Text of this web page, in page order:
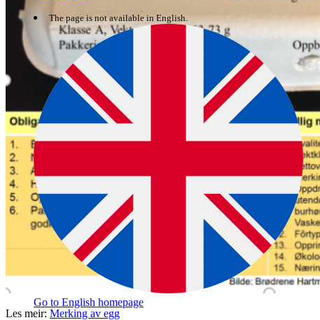
The page is not available in English.
Go to English homepage
Les meir: Merking av egg